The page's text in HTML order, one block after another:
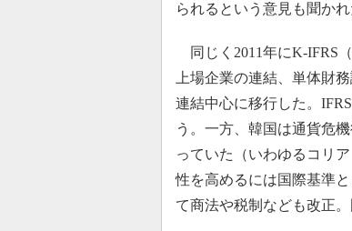
られるという意見も聞か
同じく2011年にK-IFRS
上場企業の連結、単体財
連結中心に移行した。
う。一方、韓国は通貨危
っていた（いわゆるコリ
性を高めるには国際基準
て商法や税制なども改正